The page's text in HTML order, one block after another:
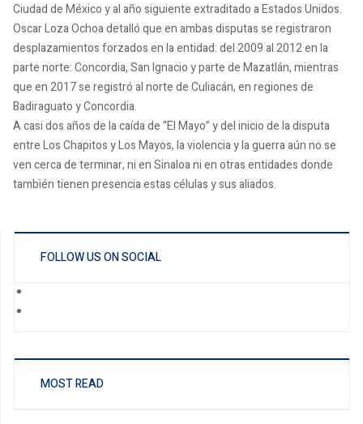
Ciudad de México y al año siguiente extraditado a Estados Unidos.
Oscar Loza Ochoa detalló que en ambas disputas se registraron
desplazamientos forzados en la entidad: del 2009 al 2012 en la
parte norte: Concordia, San Ignacio y parte de Mazatlán, mientras
que en 2017 se registró al norte de Culiacán, en regiones de
Badiraguato y Concordia.
A casi dos años de la caída de “El Mayo” y del inicio de la disputa
entre Los Chapitos y Los Mayos, la violencia y la guerra aún no se
ven cerca de terminar, ni en Sinaloa ni en otras entidades donde
también tienen presencia estas células y sus aliados.
FOLLOW US ON SOCIAL
MOST READ